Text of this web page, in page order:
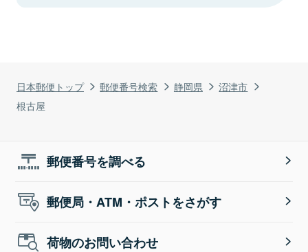
日本郵便トップ 郵便番号検索 静岡県
沼津市
根古屋
郵便番号を調べる
郵便局・ATM・ポストをさがす
荷物のお問い合わせ